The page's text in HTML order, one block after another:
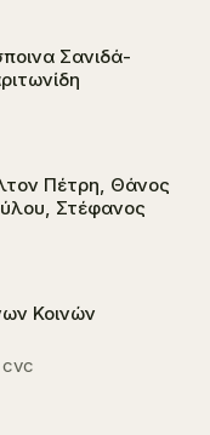
Σανιδά-
Πέτρη, Θάνος
Στέφανος
Κοινών
cvc